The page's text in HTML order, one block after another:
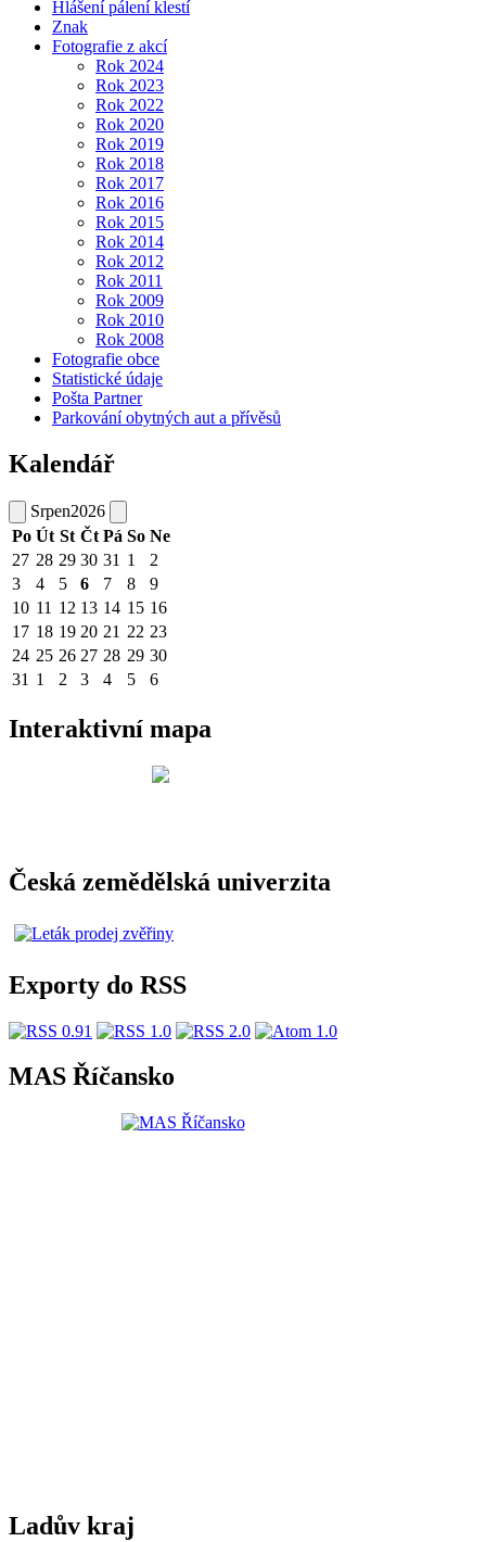
Hlášení pálení klestí
Znak
Fotografie z akcí
Rok 2024
Rok 2023
Rok 2022
Rok 2020
Rok 2019
Rok 2018
Rok 2017
Rok 2016
Rok 2015
Rok 2014
Rok 2012
Rok 2011
Rok 2009
Rok 2010
Rok 2008
Fotografie obce
Statistické údaje
Pošta Partner
Parkování obytných aut a přívěsů
Kalendář
Srpen2026
Po Út St Čt Pá So Ne
27 28 29 30 31 1
2
3
4 5 6 7 8
9
10 11 12 13 14 15 16
17 18 19 20 21 22 23
24 25 26 27 28 29 30
31 1 2 3 4 5 6
Interaktivní mapa
Česká zemědělská univerzita
Exporty do RSS
MAS Říčansko
Ladův kraj